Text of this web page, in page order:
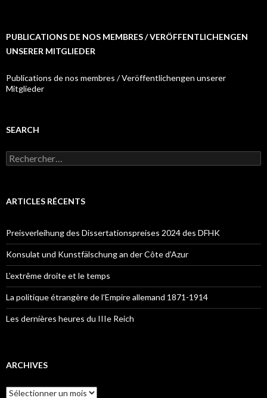
PUBLICATIONS DE NOS MEMBRES / VERÖFFENTLICHENGEN
UNSERER MITGLIEDER
Publications de nos membres / Veröffentlichengen unserer
Mitglieder
SEARCH
R
e
e
h
e
r
:
ARTICLES RÉCENTS
Preisverleihung des Dissertationspreises 2024 des DFHK
Konsulat und Kunstfälschung an der Côte d’Azur
L’extrême droite et le temps
La politique étrangère de l’Empire allemand 1871-1914
Les dernières heures du IIIe Reich
ARCHIVES
A